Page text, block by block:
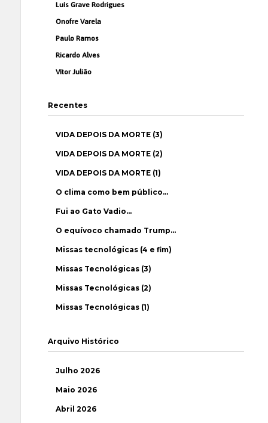
Luís Grave Rodrigues
Onofre Varela
Paulo Ramos
Ricardo Alves
Vítor Julião
Recentes
VIDA DEPOIS DA MORTE (3)
VIDA DEPOIS DA MORTE (2)
VIDA DEPOIS DA MORTE (1)
O clima como bem público…
Fui ao Gato Vadio…
O equívoco chamado Trump…
Missas tecnológicas (4 e fim)
Missas Tecnológicas (3)
Missas Tecnológicas (2)
Missas Tecnológicas (1)
Arquivo Histórico
Julho 2026
Maio 2026
Abril 2026